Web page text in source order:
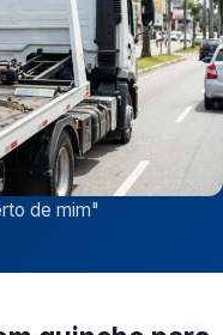
de mim"